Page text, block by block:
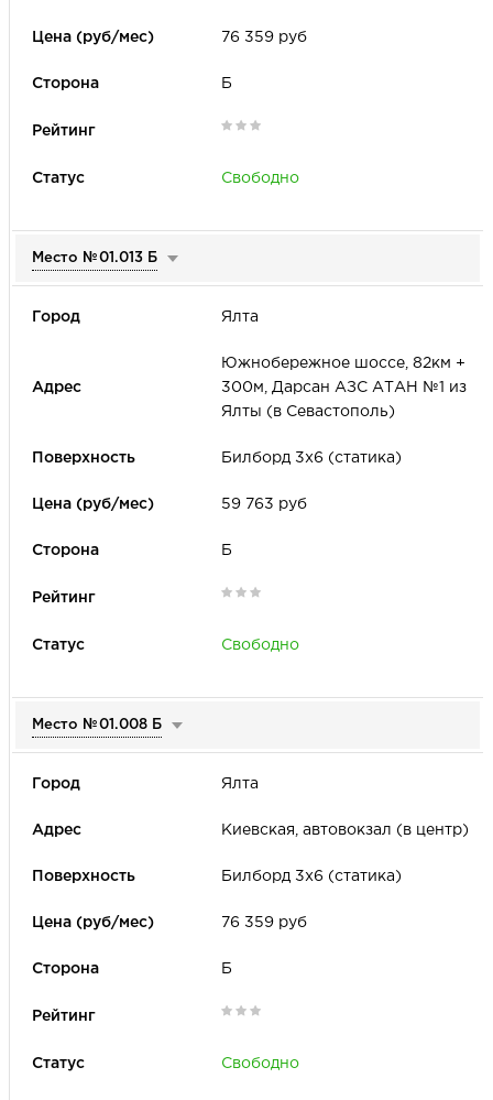
76 359 руб
Б
Свободно
Место №01.013 Б
Ялта
Южнобережное шоссе, 82км +
300м, Дарсан АЗС АТАН №1 из
Ялты (в Севастополь)
Билборд 3х6 (статика)
59 763 руб
Б
Свободно
Место №01.008 Б
Ялта
Киевская, автовокзал (в центр)
Билборд 3х6 (статика)
76 359 руб
Б
Свободно